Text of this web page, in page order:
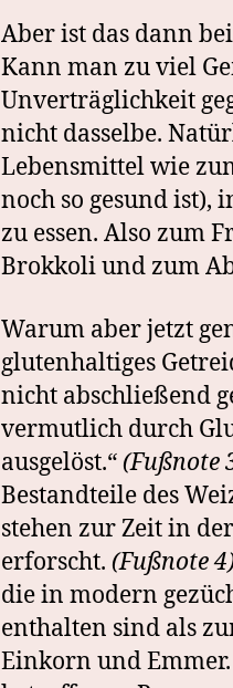
Aber ist das dann
Kann man zu viel
Unverträglichkeit
nicht dasselbe.
Lebensmittel wie
noch so gesund ist),
zu essen. Also zum
Brokkoli und zum
Warum aber jetzt
glutenhaltiges
nicht abschließend
vermutlich durch
ausgelöst.“ (Fußnote
Bestandteile des
stehen zur Zeit in
erforscht. (Fußnote
die in modern
enthalten sind als
Einkorn und Emmer.